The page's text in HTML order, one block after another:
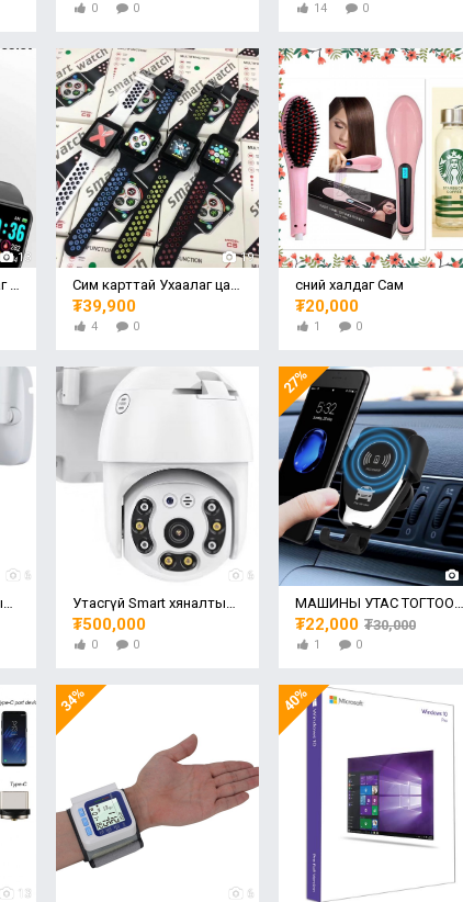
0 0 14 0
13
Эрүүл мэндийн ухаалаг цаг Fitness Smart Watch
19
Сим карттай Ухаалаг цаг Smart Watch
₮39,900
4 0
Үсний халдаг Сам
₮20,000
1 0
6
Утасгүй Smart хяналтын камер 2MP 1080FHD
6
Утасгүй Smart хяналтын камер 5MP
₮500,000
0 0
27%
МАШИНЫ УТАС ТОГТООГЧТОЙ WIRELESS ЦЭНЭГЛЭГЧ
₮22,000 ₮30,000
1 0
13
34%
6
40%